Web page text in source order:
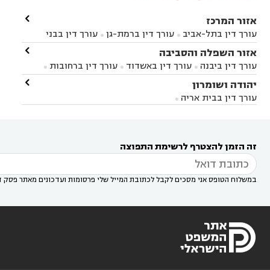
אזור המרכז
עורך דין בתל-אביב  עורך דין ברמת-גן 
עורך דין בבני
ברק עורך דין בפתח תקווה עורך דין בראשון לציון
עורך דין ברחובות עורך דין בנס ציונה
במודיעין
עורך דין בהרצליה עורך דין בחולון
עורך
דין בקרית אונו
אונו
עורך דין בבת ים
דין בשוהם 

אזור השפלה והסביבה
עורך דין ביבנה  עורך דין באשדוד  עורך דין ברחובות 
עורך דין בראשון לציון עורך דין במודיעין
עורך דין
בבאר יעקב
עורך דין בגדרה

יהודה ושומרון
עורך דין בבית אריה 

זה הזמן להצטרף לרשימת התפוצה
במשלוח הטופס אני מסכים לקבל לכתובת המייל שלי פרסומות ועדכונים מאתר פסק